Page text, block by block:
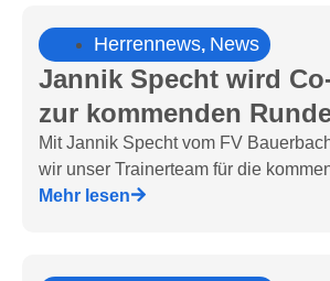
Herrennews, News
Jannik Specht wird
zur kommenden
Mit Jannik Specht vom FV
wir unser Trainerteam für die
Mehr lesen